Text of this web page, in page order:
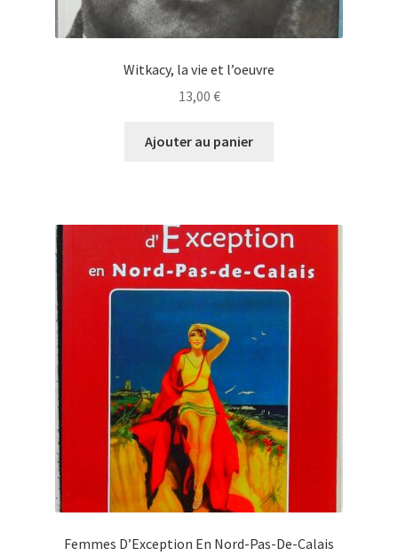
Witkacy, la vie et l’oeuvre
13,00 €
Ajouter au panier
Femmes D’Exception En Nord-Pas-De-Calais